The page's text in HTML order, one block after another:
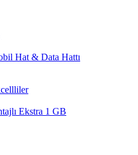
Hat & Data Hattı
Ekstra 1 GB